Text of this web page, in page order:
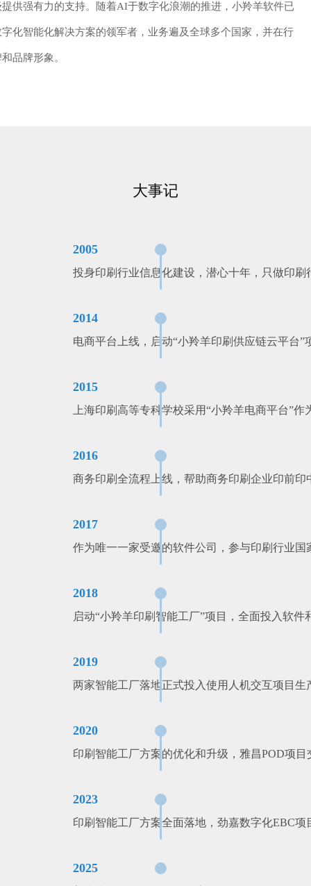
供强有力的支持。随着AI于数字化浪潮的推进，小羚羊软件已
化智能化解决方案的领军者，业务遍及全球多个国家，并在行
品牌形象。
大事记
2005
投身印刷行业信息化建设，潜心十年，只做印刷
2014
电商平台上线，启动“小羚羊印刷供应链云平台”
2015
上海印刷高等专科学校采用“小羚羊电商平台”
2016
商务印刷全流程上线，帮助商务印刷企业印前印
2017
作为唯一一家受邀的软件公司，参与印刷行业国
2018
启动“小羚羊印刷智能工厂”项目，全面投入软件
2019
两家智能工厂落地正式投入使用人机交互项目生
2020
印刷智能工厂方案的优化和升级，雅昌POD项目
2023
印刷智能工厂方案全面落地，劲嘉数字化EBC项
2025